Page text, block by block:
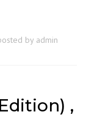
by admin
,